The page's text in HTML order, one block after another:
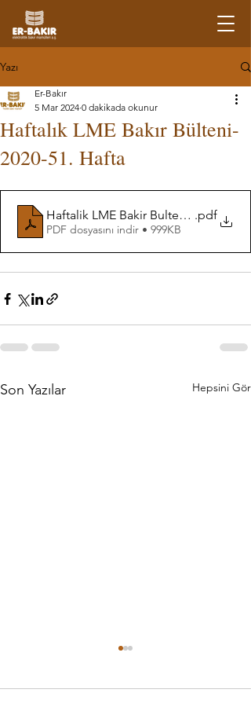
Yazı
Haftalık LME Bakır Bülteni-
2020-51. Hafta
Er-Bakır
5 Mar 2024 0 dakikada okunur
Haftalik LME Bakir Bulteni-51. Hafta
.pdf
PDF dosyasını indir • 999KB
Son Yazılar Hepsini Gör